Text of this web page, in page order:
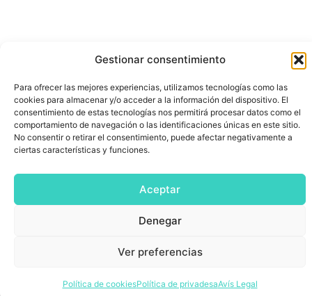
Gestionar consentimiento
Para ofrecer las mejores experiencias, utilizamos tecnologías como las
cookies para almacenar y/o acceder a la información del dispositivo. El
consentimiento de estas tecnologías nos permitirá procesar datos como el
comportamiento de navegación o las identificaciones únicas en este sitio.
No consentir o retirar el consentimiento, puede afectar negativamente a
ciertas características y funciones.
Aceptar
Denegar
Ver preferencias
Política de cookiesPolítica de privadesaAvís Legal